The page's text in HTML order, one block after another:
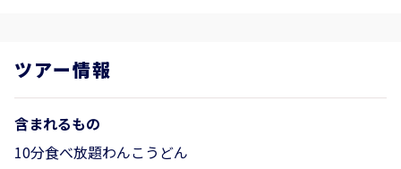
ツアー情報
含まれるもの
10分食べ放題わんこうどん